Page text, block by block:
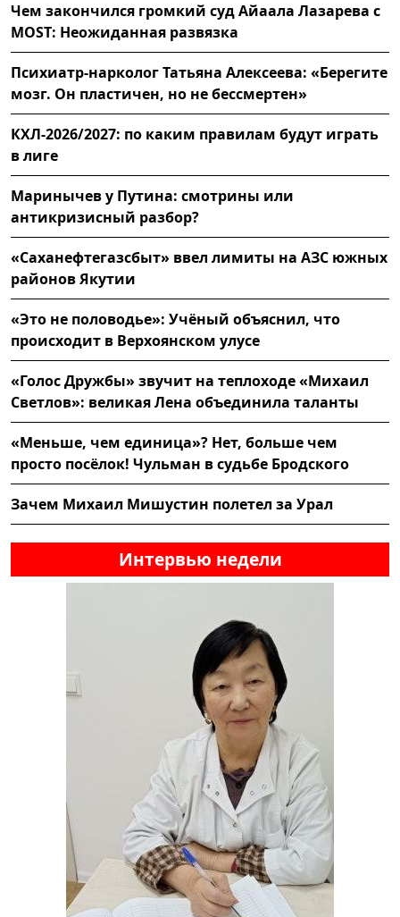
Чем закончился громкий суд Айаала Лазарева с
MOST: Неожиданная развязка
Психиатр-нарколог Татьяна Алексеева: «Берегите
мозг. Он пластичен, но не бессмертен»
КХЛ-2026/2027: по каким правилам будут играть
в лиге
Маринычев у Путина: смотрины или
антикризисный разбор?
«Саханефтегазсбыт» ввел лимиты на АЗС южных
районов Якутии
«Это не половодье»: Учёный объяснил, что
происходит в Верхоянском улусе
«Голос Дружбы» звучит на теплоходе «Михаил
Светлов»: великая Лена объединила таланты
«Меньше, чем единица»? Нет, больше чем
просто посёлок! Чульман в судьбе Бродского
Зачем Михаил Мишустин полетел за Урал
Интервью недели